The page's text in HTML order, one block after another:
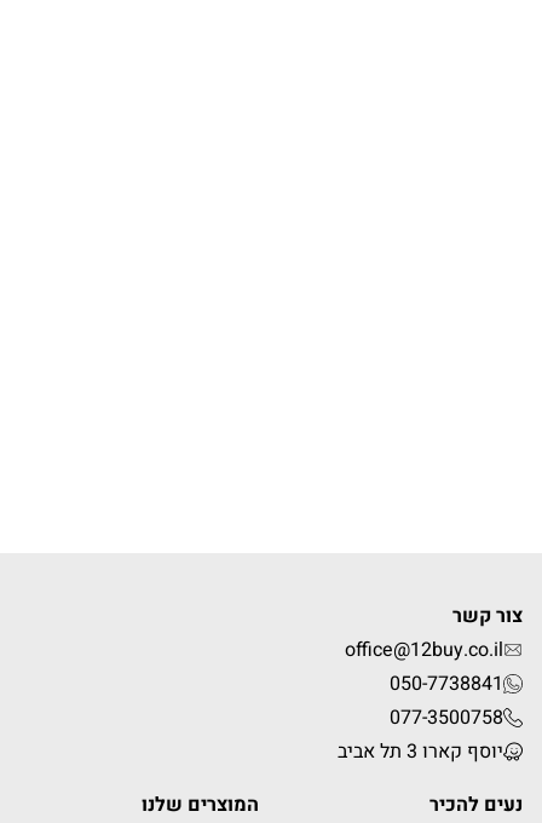
צור קשר
office@12buy.co.il
050-7738841
077-3500758
יוסף קארו 3 תל אביב
נעים להכיר
המוצרים שלנו